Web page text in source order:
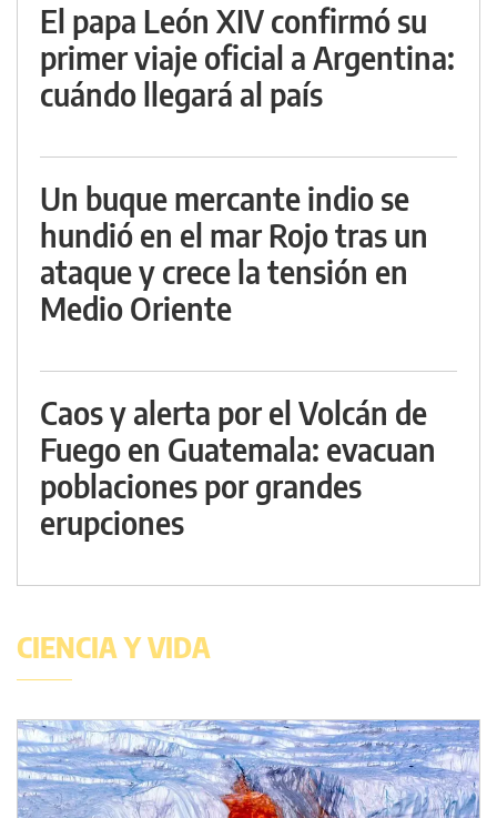
El papa León XIV confirmó su
primer viaje oficial a Argentina:
cuándo llegará al país
Un buque mercante indio se
hundió en el mar Rojo tras un
ataque y crece la tensión en
Medio Oriente
Caos y alerta por el Volcán de
Fuego en Guatemala: evacuan
poblaciones por grandes
erupciones
CIENCIA Y VIDA